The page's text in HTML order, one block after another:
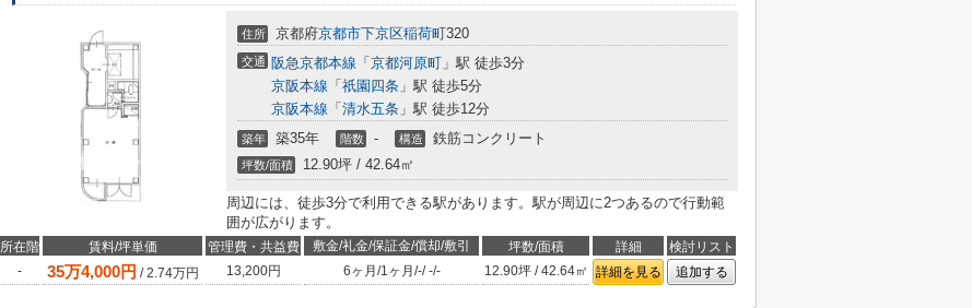
住所 京都府京都市下京区稲荷町320
交通 阪急京都本線 「 京都河原町 」駅 徒歩3分
京阪本線 「 祇園四条 」駅 徒歩5分
京阪本線 「 清水五条 」駅 徒歩12分
築年 築35年 階数 - 構造 鉄筋コンクリート
坪数/面積 12.90坪 / 42.64㎡
周辺には、徒歩3分で利用できる駅があります。駅が周辺に2つあるので行動範
囲が広がります。
所在階 賃料/坪単価 管理費・共益費 敷金/礼金/保証金/償却/敷引 坪数/面積 詳細
検討リスト
-
35万4,000円 /2.74万円 13,200円 6ヶ月 /1ヶ月 /-/-/- 12.90坪 / 42.64㎡ 詳細を見る 追加する